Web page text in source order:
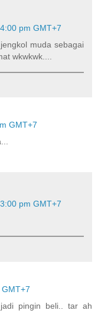
pm GMT+7
muda sebagai
wkwkwk....
GMT+7
pm GMT+7
pingin beli.. tar ah